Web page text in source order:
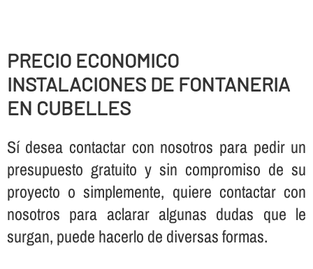
PRECIO ECONOMICO
INSTALACIONES DE FONTANERIA
EN CUBELLES
Sí­ desea contactar con nosotros para pedir un
presupuesto gratuito y sin compromiso de su
proyecto o simplemente, quiere contactar con
nosotros para aclarar algunas dudas que le
surgan, puede hacerlo de diversas formas.